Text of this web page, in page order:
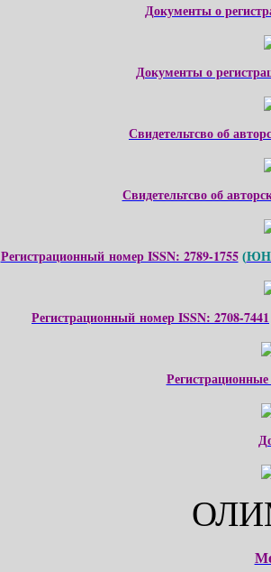
Документы о
Документы о
Свидетельтсво об
Свидетельтсво об
Регистрационный номер ISSN: 2789-1755 (
Регистрационный номер ISSN: 2708-7441